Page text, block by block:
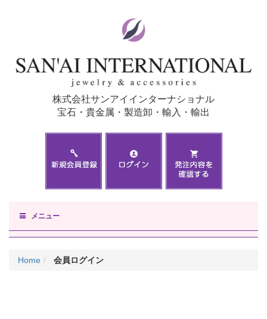
株式会社サンアイインターナショナル
宝石・貴金属・製造卸・輸入・輸出
メニュー
Home 会員ログイン